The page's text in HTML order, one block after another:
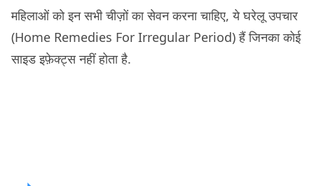
महिलाओं को इन सभी चीज़ों का सेवन करना चाहिए, ये घरेलू उपचार
(Home Remedies For Irregular Period) हैं जिनका कोई
साइड इफ़ेक्ट्स नहीं होता है.